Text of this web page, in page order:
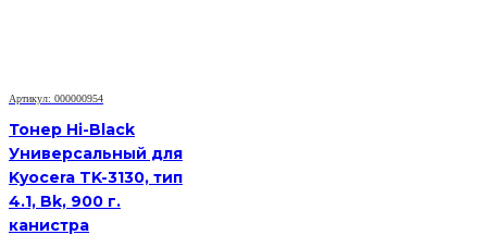
M,
45
г,
банка
Артикул: 000000954
Тонер Hi-Black
Универсальный для
Kyocera TK-3130, тип
4.1, Bk, 900 г.
канистра